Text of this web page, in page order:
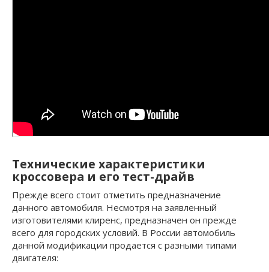
Технические характеристики
кроссовера и его тест-драйв
Прежде всего стоит отметить предназначение
данного автомобиля. Несмотря на заявленный
изготовителями клиренс, предназначен он прежде
всего для городских условий. В России автомобиль
данной модификации продается с разными типами
двигателя: